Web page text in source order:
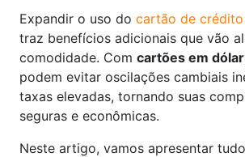
Expandir o uso do cartão de crédito
traz benefícios adicionais que vão
comodidade. Com cartões em dólar
podem evitar oscilações cambiais
taxas elevadas, tornando suas
seguras e econômicas.
Neste artigo, vamos apresentar